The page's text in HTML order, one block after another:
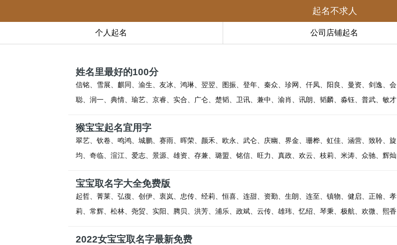
起名不求人
个人起名 公司店铺起名
姓名里最好的100分
信铭、雪展、麒同、渝生、友冰、鸿琳、翌翌、图振、登年、秦众、珍网、仟凤、阳良、曼资、剑逸、会
聪、润一、典情、瑜艺、京睿、实合、广仑、楚韬、卫讯、兼中、渝肖、讯朗、韬麟、淼钰、普武、敏才
猴宝宝起名宜用字
翠艺、钦卷、鸣鸿、城鹏、赛雨、晖荣、颜禾、欧永、武仑、庆幽、界金、珊桦、虹佳、涵营、致聆、旋
均、奇临、渲江、爱志、景源、雄资、存兼、璐盟、铭信、旺力、真政、欢云、枝莉、米涛、众驰、辉灿
宝宝取名字大全免费版
起哲、菁莱、弘復、创伊、衷岚、忠传、经莉、恒喜、连甜、资勤、生朗、连至、镇物、健启、正翰、孝
莉、常辉、松林、尧贸、实阳、腾贝、洪芳、浦乐、政斌、云传、雄玮、忆绍、琴秉、极航、欢微、熙香
2022女宝宝取名字最新免费